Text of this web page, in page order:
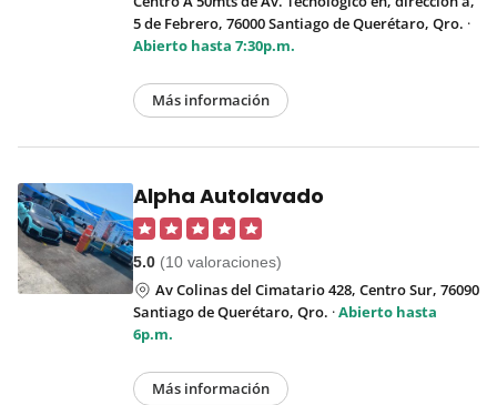
5 de Febrero, 76000 Santiago de Querétaro, Qro. ·
Abierto hasta 7:30p.m.
Más información
Alpha Autolavado
5.0 (10 valoraciones)
Av Colinas del Cimatario 428, Centro Sur, 76090
Santiago de Querétaro, Qro. ·Abierto hasta
6p.m.
Más información